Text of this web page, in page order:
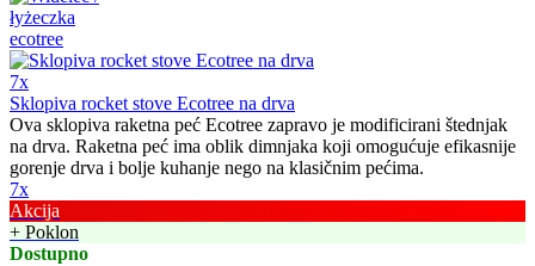
7x
Sklopiva rocket stove Ecotree na drva
Ova sklopiva raketna peć Ecotree zapravo je modificirani štednjak
na drva. Raketna peć ima oblik dimnjaka koji omogućuje efikasnije
gorenje drva i bolje kuhanje nego na klasičnim pećima.
7x
Akcija
+ Poklon
Dostupno